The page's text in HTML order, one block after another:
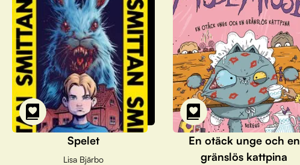
Spelet
Lisa Bjärbo
En otäck unge och en
gränslös kattpina